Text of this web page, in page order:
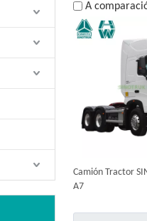
A
Camión Tractor
A7